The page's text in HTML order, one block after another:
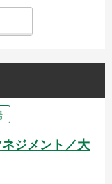
ジメント／大